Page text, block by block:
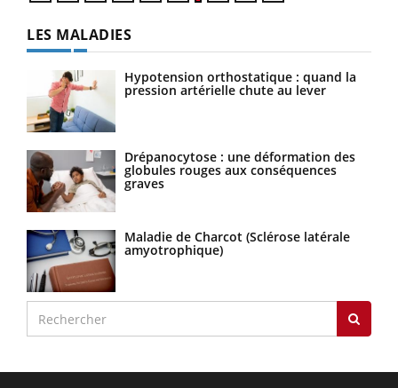
LES MALADIES
Hypotension orthostatique : quand la
pression artérielle chute au lever
Drépanocytose : une déformation des
globules rouges aux conséquences
graves
Maladie de Charcot (Sclérose latérale
amyotrophique)